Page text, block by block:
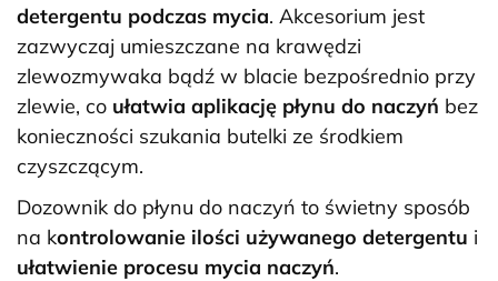
detergentu podczas mycia. Akcesorium jest
zazwyczaj umieszczane na krawędzi
zlewozmywaka bądź w blacie bezpośrednio przy
zlewie, co ułatwia aplikację płynu do naczyń bez
konieczności szukania butelki ze środkiem
czyszczącym.
Dozownik do płynu do naczyń to świetny sposób
na kontrolowanie ilości używanego detergentu i
ułatwienie procesu mycia naczyń.